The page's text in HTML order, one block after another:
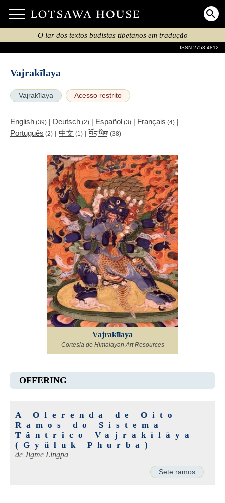
O lar dos textos budistas tibetanos em tradução
ISSN 2753-4812
Vajrakīlaya
Vajrakīlaya Acesso restrito
English (39) | Deutsch (2) | Español (3) | Français (4) |
Português (2) | 中文 (1) | བོད་ཡིག (38)
Vajrakīlaya
Cortesia de Himalayan Art Resources
OFFERING
A Oferenda de Oito
Ramos do Sistema
Tântrico Vajrakīlāya
(Gyüluk Phurba)
de Jigme Lingpa
Sete ramos